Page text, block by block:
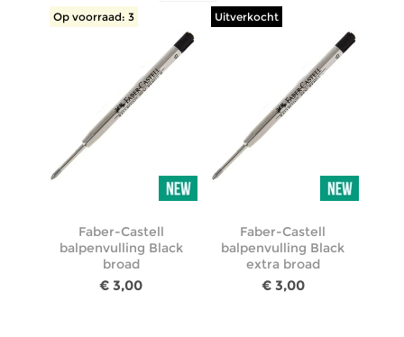
Op voorraad: 3
Faber-Castell
balpenvulling Black
broad
€ 3,00
Uitverkocht
Faber-Castell
balpenvulling Black
extra broad
€ 3,00